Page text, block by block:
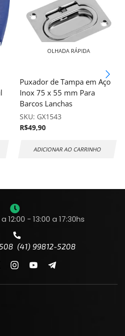
OLHADA RÁPIDA
Puxador de Tampa em Aço
Inox 75 x 55 mm Para
Barcos Lanchas
SKU: GX1543
R$49,90
ADICIONAR AO CARRINHO
12:00 - 13:00 a 17:30hs
(41) 99812-5208